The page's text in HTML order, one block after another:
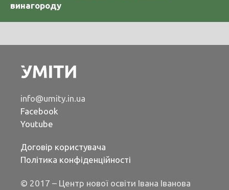
винагороду
info@umity.in.ua
Facebook
Youtube
Договір користувача
Політика конфіденційності
© 2017 – Центр нової освіти Івана Іванова